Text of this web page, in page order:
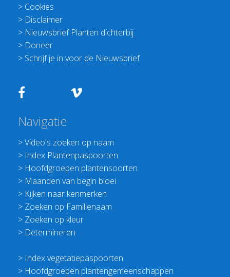
> Cookies
> Disclaimer
> Nieuwsbrief Planten dichterbij
> Doneer
> Schrijf je in voor de Nieuwsbrief
Navigatie
>Video's zoeken op naam
> Index Plantenpaspoorten
> Hoofdgroepen plantensoorten
> Maanden van begin bloei
> Kijken naar kenmerken
> Zoeken op Familienaam
> Zoeken op kleur
> Determineren
> Index vegetatiepaspoorten
> Hoofdgroepen plantengemeenschappen